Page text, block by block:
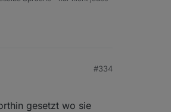
#334
gesetzt wo sie